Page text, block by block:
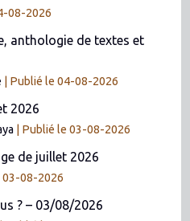
08-2026
anthologie de textes et
Publié le 04-08-2026
2026
Publié le 03-08-2026
de juillet 2026
03-08-2026
? – 03/08/2026